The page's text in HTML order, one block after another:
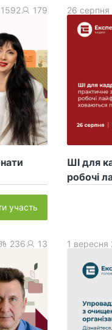
1592 179
участь
ШІ для
робочі
26 серпня
236 13 1 вересня